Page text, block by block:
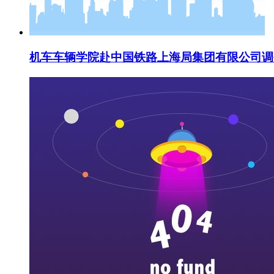
机车车辆学院赴中国铁路上海局集团有限公司